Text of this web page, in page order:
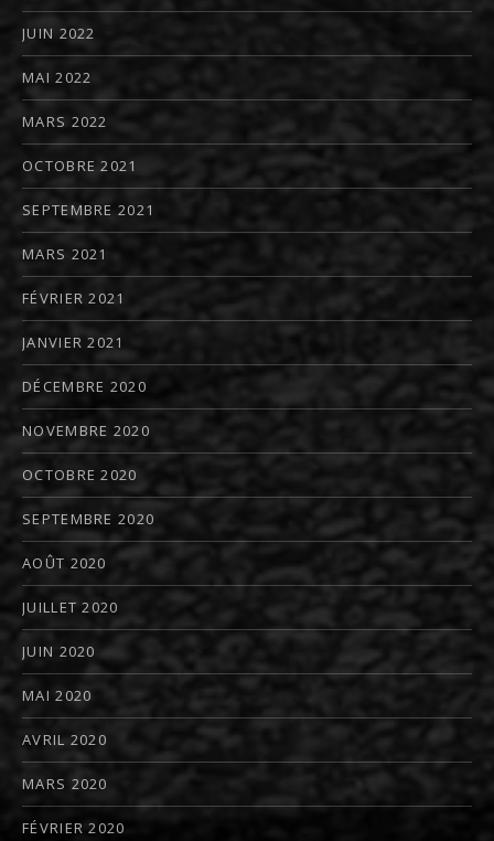
JUIN 2022
MAI 2022
MARS 2022
OCTOBRE 2021
SEPTEMBRE 2021
MARS 2021
FÉVRIER 2021
JANVIER 2021
DÉCEMBRE 2020
NOVEMBRE 2020
OCTOBRE 2020
SEPTEMBRE 2020
AOÛT 2020
JUILLET 2020
JUIN 2020
MAI 2020
AVRIL 2020
MARS 2020
FÉVRIER 2020